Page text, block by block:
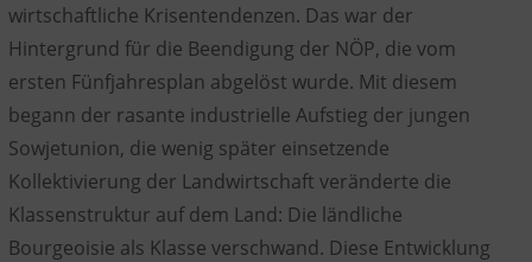
wirtschaftliche Krisentendenzen. Das war der
Hintergrund für die Beendigung der NÖP, die vom
ersten Fünfjahresplan abgelöst wurde. Mit diesem
begann der rasante industrielle Aufstieg der jungen
Sowjetunion, die wenig später einsetzende
Kollektivierung der Landwirtschaft veränderte die
Klassenstruktur auf dem Land: Die ländliche
Bourgeoisie als Klasse verschwand. Diese Entwicklung